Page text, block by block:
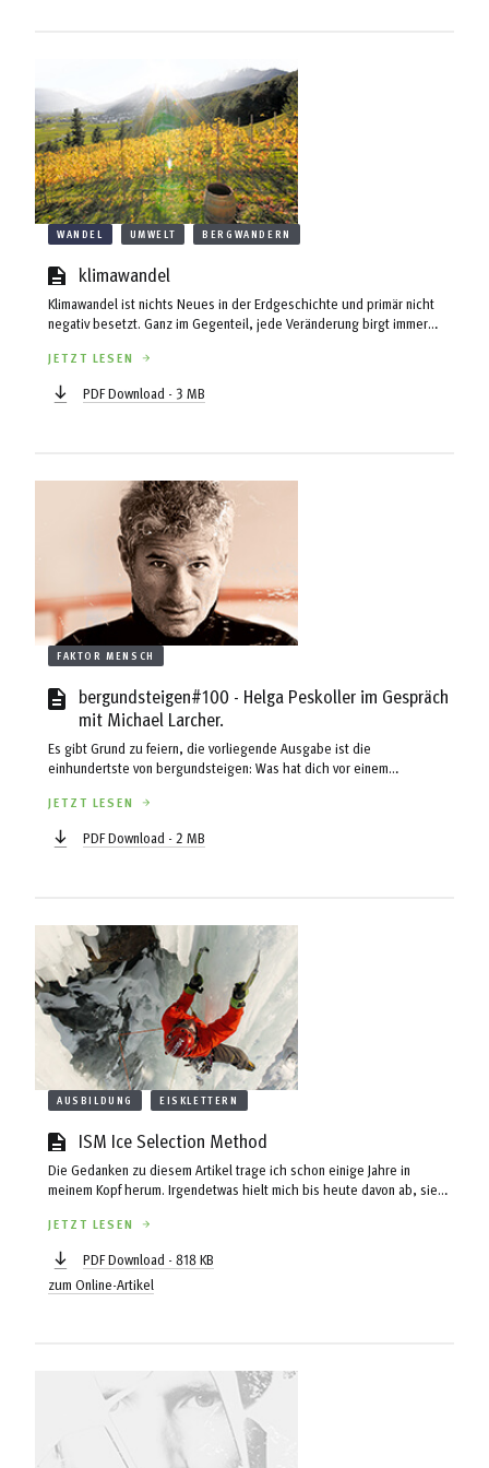
WANDEL UMWELT BERGWANDERN
klimawandel
Klimawandel ist nichts Neues in der Erdgeschichte und primär nicht
negativ besetzt. Ganz im Gegenteil, jede Veränderung birgt immer
der letzten Eiszeit, viele Erfindungen der Menschheit wurden durch
die schlichte Notwendigkeit, einer Misere zu entkommen,
angekurbelt. Schon die Griechen wussten – „panta rhei“ – alles
JETZT LESEN
PDF Download - 3 MB
FAKTOR MENSCH
bergundsteigen#100 - Helga Peskoller im Gespräch
mit Michael Larcher.
Es gibt Grund zu feiern, die vorliegende Ausgabe ist die
einhundertste von bergundsteigen: Was hat dich vor einem
rufen, die sich dezidiert dem Thema Sicherheit widmet? 1992 bekam
ich das Angebot, Robert Renzler und Monika Kofler im Alpinreferat des
ÖAV zu unterstützen und mich vorrangig um den Bereich Ausbildung
JETZT LESEN
PDF Download - 2 MB
AUSBILDUNG EISKLETTERN
ISM Ice Selection Method
Die Gedanken zu diesem Artikel trage ich schon einige Jahre in
meinem Kopf herum. Irgendetwas hielt mich bis heute davon ab, sie
vernachlässigbar geringen Unfallzahlen – aus denen man fast ableiten
könnte, dass die Materie Eis doch etwas Hyperstabiles ist, das viel zu
kritisch beurteilt wird – oder einfach nur meine Schraubfaulheit. Da wir
uns in der Bergführerausbildung am Eisfallkurs mit dem Thema ...
JETZT LESEN
PDF Download - 818 KB
zum Online-Artikel